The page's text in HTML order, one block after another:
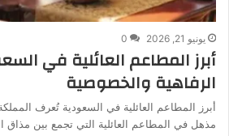
يونيو 21, 2026 0
الرفاهية والخصوصية
أبرز المطاعم العائلية في السعودية تُعرف
مذهل في المطاعم العائلية التي تجمع بين مذاق